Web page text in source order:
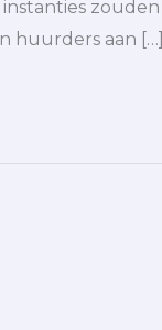
huurders aan […]